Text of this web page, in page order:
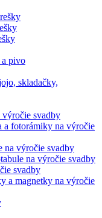
pivo
skladačky,
výročie svadby
a fotorámiky na výročie
na výročie svadby
na výročie svadby
svadby
a magnetky na výročie